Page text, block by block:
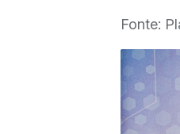
Fonte: